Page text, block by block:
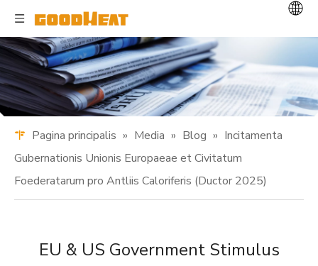
Pagina principalis » Media » Blog » Incitamenta
Gubernationis Unionis Europaeae et Civitatum
Foederatarum pro Antliis Caloriferis (Ductor 2025)
EU & US Government Stimulus